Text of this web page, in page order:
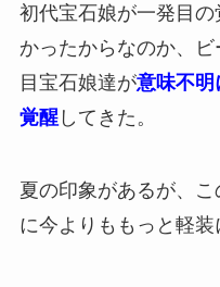
初代宝石娘が一発目
かったからなのか、
目宝石娘達が意味不明
覚醒してきた。
夏の印象があるが、
に今よりももっと軽装